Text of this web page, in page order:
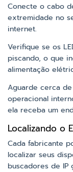
Conecte o cabo
extremidade no
internet.
Verifique se os
piscando, o que
alimentação
Aguarde cerca
operacional
ela receba um
Localizando o
Cada fabricante
localizar seus
buscadores de IP